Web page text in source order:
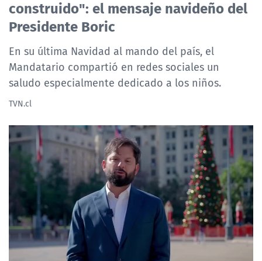
CASTING TVN VERTICAL
TVN VERTICAL
TVN PLAY
PROGRAMAS
TELESERIES
NTV
ACTUALIDAD Y TENDENCIAS
CORPORATIVO Y TRANSPARENCIA
CANAL DE DENUNCIAS
construido": el mensaje navideño del
Presidente Boric
En su última Navidad al mando del país, el
Mandatario compartió en redes sociales un
saludo especialmente dedicado a los niños.
TVN.cl